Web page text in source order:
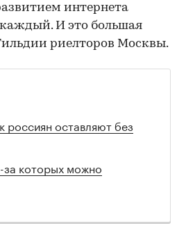
интернета
И это большая
риелторов Москвы.
оставляют без
которых можно